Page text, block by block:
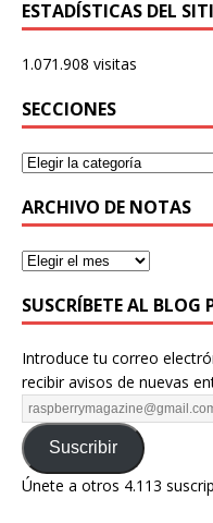
ESTADÍSTICAS DEL
1.071.908 visitas
SECCIONES
ARCHIVO DE NOTAS
SUSCRÍBETE AL BLOG
Introduce tu correo
recibir avisos de nuevas
Suscribir
Únete a otros 4.113